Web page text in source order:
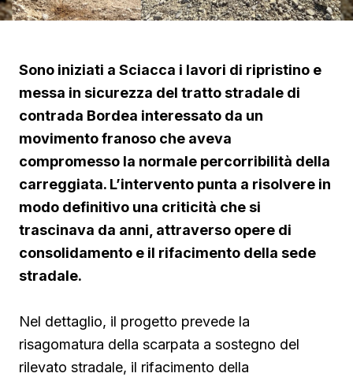
Sono iniziati a Sciacca i lavori di ripristino e
messa in sicurezza del tratto stradale di
contrada Bordea interessato da un
movimento franoso che aveva
compromesso la normale percorribilità della
carreggiata. L’intervento punta a risolvere in
modo definitivo una criticità che si
trascinava da anni, attraverso opere di
consolidamento e il rifacimento della sede
stradale.
Nel dettaglio, il progetto prevede la
risagomatura della scarpata a sostegno del
rilevato stradale, il rifacimento della